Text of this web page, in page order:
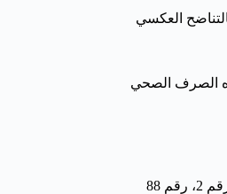
العكسي
الصرف الصحي
الوحدة 302 المبنى رقم 2، رقم 88